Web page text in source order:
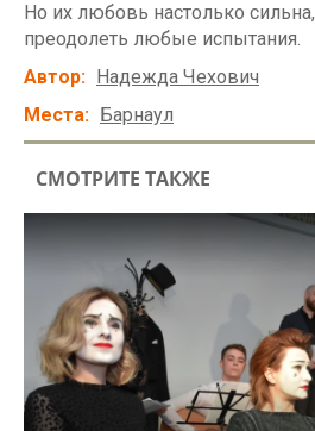
Но их любовь настолько
преодолеть любые испытания.
Автор
Надежда Чехович
Места
Барнаул
СМОТРИТЕ ТАКЖЕ